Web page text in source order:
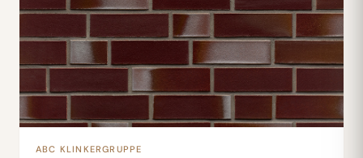
ABC KLINKERGRUPPE